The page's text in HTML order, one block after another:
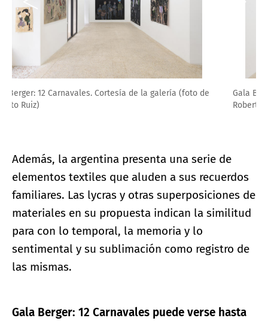
Gala Berger: 12 Carnavales. Cortesía de la galería (foto de
Roberto Ruiz)
Además, la argentina presenta una serie de
elementos textiles que aluden a sus recuerdos
familiares. Las lycras y otras superposiciones de
materiales en su propuesta indican la similitud
para con lo temporal, la memoria y lo
sentimental y su sublimación como registro de
las mismas.
Gala Berger: 12 Carnavales puede verse hasta